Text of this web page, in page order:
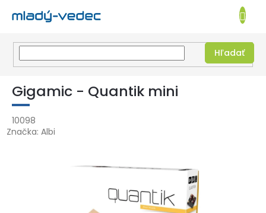
Prejsť
obsah
EUR
Hľadať
KOŠÍK
Gigamic - Quantik mini
10098
Značka: Albi